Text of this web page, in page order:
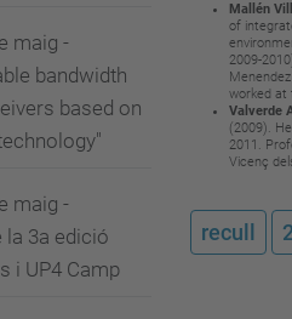
Mallén
of
2009-
worked at
Valverde
(2009).
2011.
Vicenç
recull
maig -
bandwidth
based on
maig -
la 3a edició
i UP4 Camp